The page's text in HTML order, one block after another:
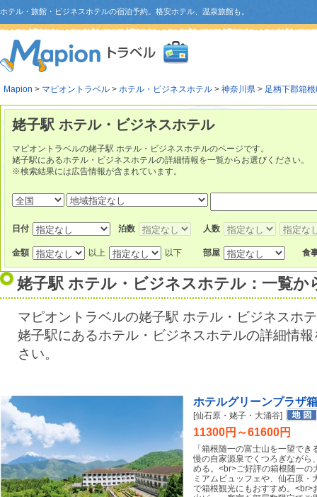
ホテル・旅館・ビジネスホテルの宿泊予約。格安ホテル、温泉旅館も。
Mapion > マピオントラベル > ホテル・ビジネスホテル > 神奈川県 > 足柄下郡箱
姥子駅 ホテル・ビジネスホテル
マピオントラベルの姥子駅 ホテル・ビジネスホテルのページです。
姥子駅にあるホテル・ビジネスホテルの詳細情報を一覧からお選びください。
※検索結果には広告情報が含まれています。
日付 泊数 人数
金額 以上 以下 部屋 食
姥子駅 ホテル・ビジネスホテル：一覧か
マピオントラベルの姥子駅 ホテル・ビジネスホ
姥子駅にあるホテル・ビジネスホテルの詳細情
さい。
ホテルグリーンプラザ
[仙石原・姥子・大涌谷]
11300円～61600円
「箱根随一の富士山を一望で
慢の自家源泉でくつろぎながら
める。<br>ご好評の箱根随一の
ミアムビュッフェや、仙石原
で箱根観光にもおすすめ。<br>